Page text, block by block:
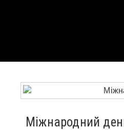
Міжнародний